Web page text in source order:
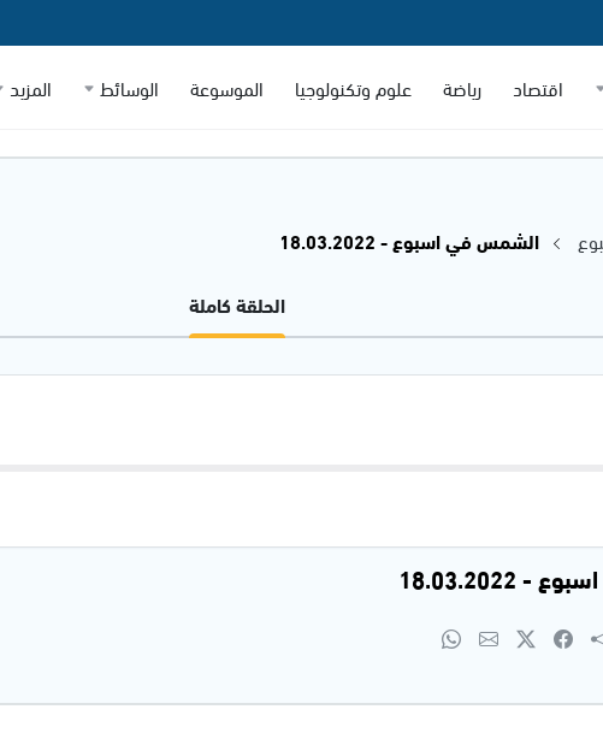
اقتصاد رياضة علوم وتكنولوجيا الموسوعة الوسائط المزيد
الشمس في اسبوع - 18.03.2022
الحلقة كاملة